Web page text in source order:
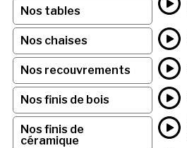
Nos tables
Nos chaises
Nos recouvrements
Nos finis de bois
Nos finis de
céramique